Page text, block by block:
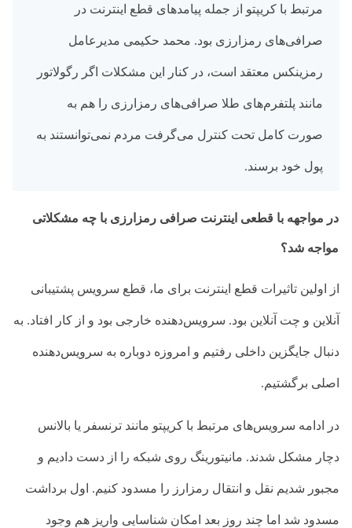
مرتبط با کریپتو از جمله پیامدهای قطع اینترنت در
صرافی‌های رمزارزی بود. محمد حکیمی مدیرعامل
رمزینکس معتقد است، در کنار این مشکلات اگر رگولاتور
مانند پلتفرم‌های طلا صرافی‌های رمزارزی را هم به
صورت کامل تحت کنترل می‌گرفت مردم نمی‌توانستند به
پول خود برسند.
در مواجهه با قطعی اینترنت صرافی رمزارزی با چه مشکلاتی
مواجه شد؟
از اولین تاثیرات قطع اینترنت برای ما، قطع سرویس پشتیبانی
آنلاین و چت آنلاین بود. سرویس‌دهنده خارجی بود و از کار افتاد. به
دنبال جایگزین داخلی رفتیم و امروزه دوباره به سرویس‌دهنده
اصلی برگشتیم.
در ادامه سرویس‌های مرتبط با کریپتو مانند ترنسفر یا بالانس
دچار مشکل شدند. مانیتورینگ روی شبکه را از دست دادیم و
مجبور شدیم نقل و انتقال رمزارز را مسدود کنیم. اول برداشت
مسدود شد اما چند روز بعد امکان شناسایی واریز هم وجود